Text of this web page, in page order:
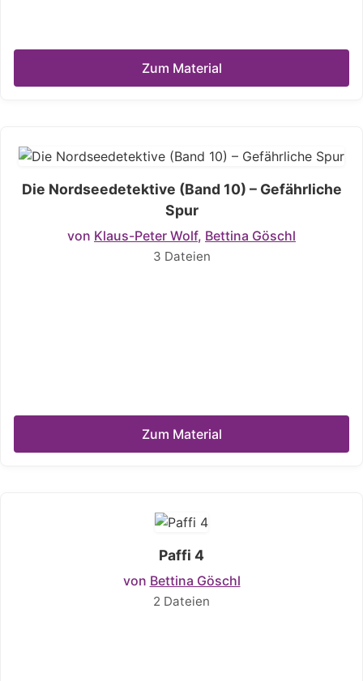
Zum Material
Die Nordseedetektive (Band 10) – Gefährliche
Spur
von Klaus-Peter Wolf, Bettina Göschl
3 Dateien
Zum Material
Paffi 4
von Bettina Göschl
2 Dateien